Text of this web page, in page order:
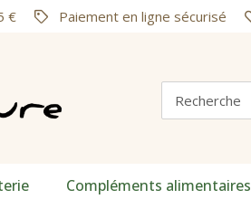
€ Paiement en ligne sécurisé
Compléments alimentaires